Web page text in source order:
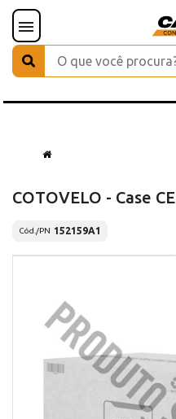
COTOVELO - Case CE
Cód./PN 152159A1